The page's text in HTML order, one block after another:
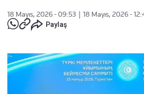
18 Mayıs, 2026 - 09:53
18 Mayıs, 2026 -
Paylaş